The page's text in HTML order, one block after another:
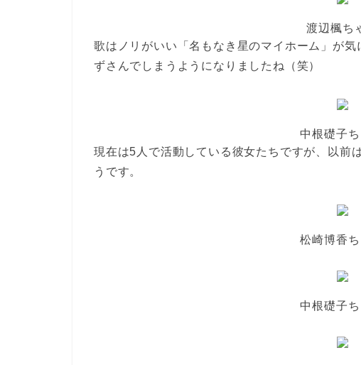
渡辺楓ち
歌はノリがいい「名もなき星のマイホーム」が
ずさんでしまうようになりましたね（笑）
中根礎子
現在は5人で活動している彼女たちですが、以前
うです。
松崎博香
中根礎子